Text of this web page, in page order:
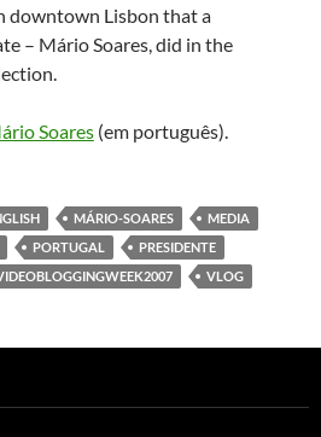
downtown Lisbon that a
– Mário Soares, did in the
Soares(em português).
MÁRIO-SOARES
MEDIA
PORTUGAL
PRESIDENTE
VLOG